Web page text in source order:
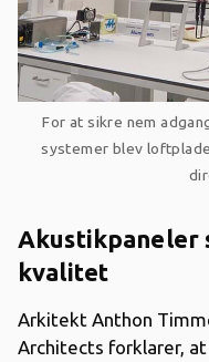
For at sikre nem
systemer blev
Akustikpaneler
kvalitet
Arkitekt Anthon
Architects forklarer,